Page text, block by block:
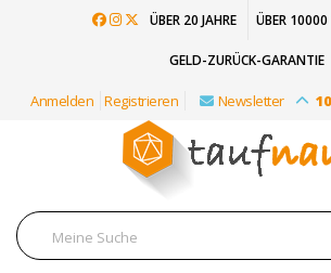
ÜBER 20 JAHRE ÜBER
GELD-ZURÜCK-GARANTIE
Anmelden Registrieren Newsletter